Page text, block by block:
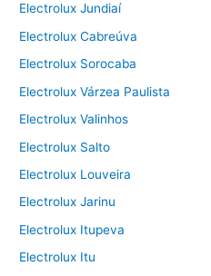
Electrolux Jundiaí
Electrolux Cabreúva
Electrolux Sorocaba
Electrolux Várzea Paulista
Electrolux Valinhos
Electrolux Salto
Electrolux Louveira
Electrolux Jarinu
Electrolux Itupeva
Electrolux Itu